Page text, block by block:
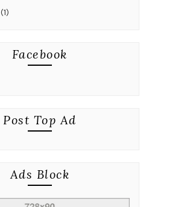
(1)
Facebook
Post Top Ad
Ads Block